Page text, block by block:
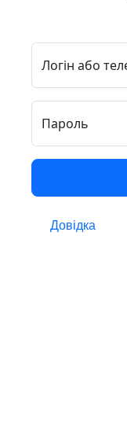
Логін або
Пароль
Довідка